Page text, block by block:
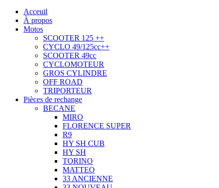
Acceuil
À propos
Motos
SCOOTER 125 ++
CYCLO 49/125cc++
SCOOTER 49cc
CYCLOMOTEUR
GROS CYLINDRE
OFF ROAD
TRIPORTEUR
Pièces de rechange
BECANE
MIRO
FLORENCE SUPER
R9
HY SH CUB
HY SH
TORINO
MATTEO
33 ANCIENNE